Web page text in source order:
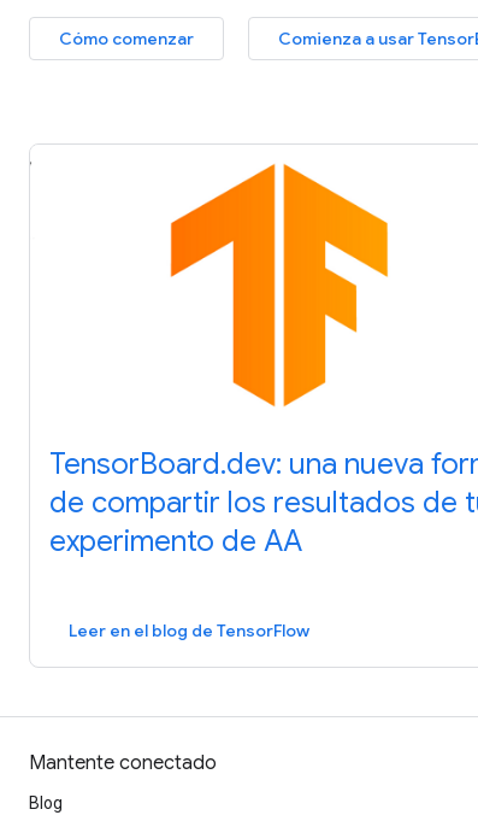
Cómo comenzar Comienza a usar
TensorBoard.dev: una nueva
de compartir los resultados de
experimento de AA
Leer en el blog de TensorFlow
Mantente conectado
Blog